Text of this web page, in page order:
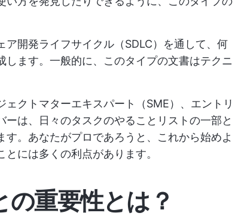
開発ライフサイクル（SDLC）を通して、何
ます。一般的に、このタイプの文書はテクニ
クトマターエキスパート（SME）、エントリ
は、日々のタスクのやることリストの一部と
。あなたがプロであろうと、これから始めよ
には多くの利点があります。
重要性とは？